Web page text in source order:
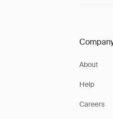
About
Help
Careers